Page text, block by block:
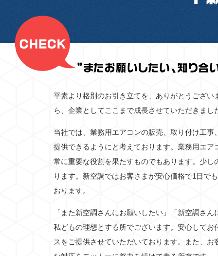
平素より格別のお引き立てを、ありがとうござ
ら、企業としてここまで成長させていただきまし
当社では、業務用エアコンの販売、取り付け工
提供できるようにと考えております。業務用エ
常に重要な役割を果たすものでもあります。少
ります。新空調ではお客さまが安心価格で1日で
おります。
「また新空調さんにお願いしたい」「新空調さ
私どもの理想とする所でございます。安心して
スをご提供させていただいております。また、